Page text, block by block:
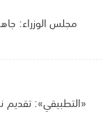
مجلس الوزراء:
«التطبيقي»: